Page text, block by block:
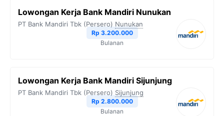
Lowongan Kerja Bank Mandiri Nunukan
PT Bank Mandiri Tbk (Persero) Nunukan
Rp 3.200.000
Bulanan
Lowongan Kerja Bank Mandiri Sijunjung
PT Bank Mandiri Tbk (Persero) Sijunjung
Rp 2.800.000
Bulanan